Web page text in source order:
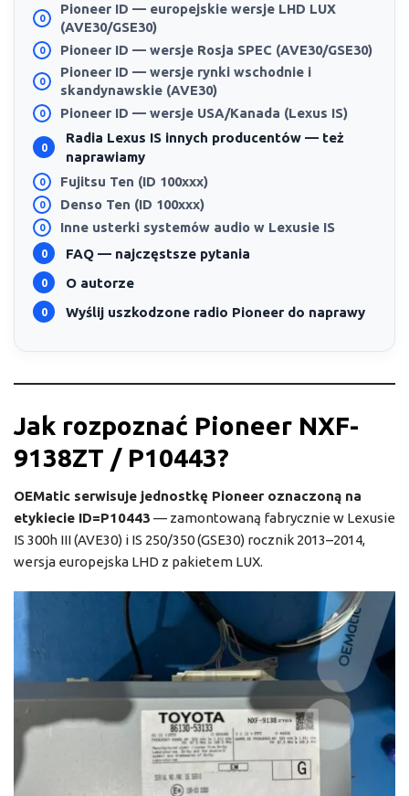
Pioneer ID — europejskie wersje LHD LUX
(AVE30/GSE30)
Pioneer ID — wersje Rosja SPEC (AVE30/GSE30)
Pioneer ID — wersje rynki wschodnie i
skandynawskie (AVE30)
Pioneer ID — wersje USA/Kanada (Lexus IS)
Radia Lexus IS innych producentów — też
naprawiamy
Fujitsu Ten (ID 100xxx)
Denso Ten (ID 100xxx)
Inne usterki systemów audio w Lexusie IS
FAQ — najczęstsze pytania
O autorze
Wyślij uszkodzone radio Pioneer do naprawy
Jak rozpoznać Pioneer NXF-
9138ZT / P10443?
OEMatic serwisuje jednostkę Pioneer oznaczoną na
etykiecie ID=P10443 — zamontowaną fabrycznie w Lexusie
IS 300h III (AVE30) i IS 250/350 (GSE30) rocznik 2013–2014,
wersja europejska LHD z pakietem LUX.